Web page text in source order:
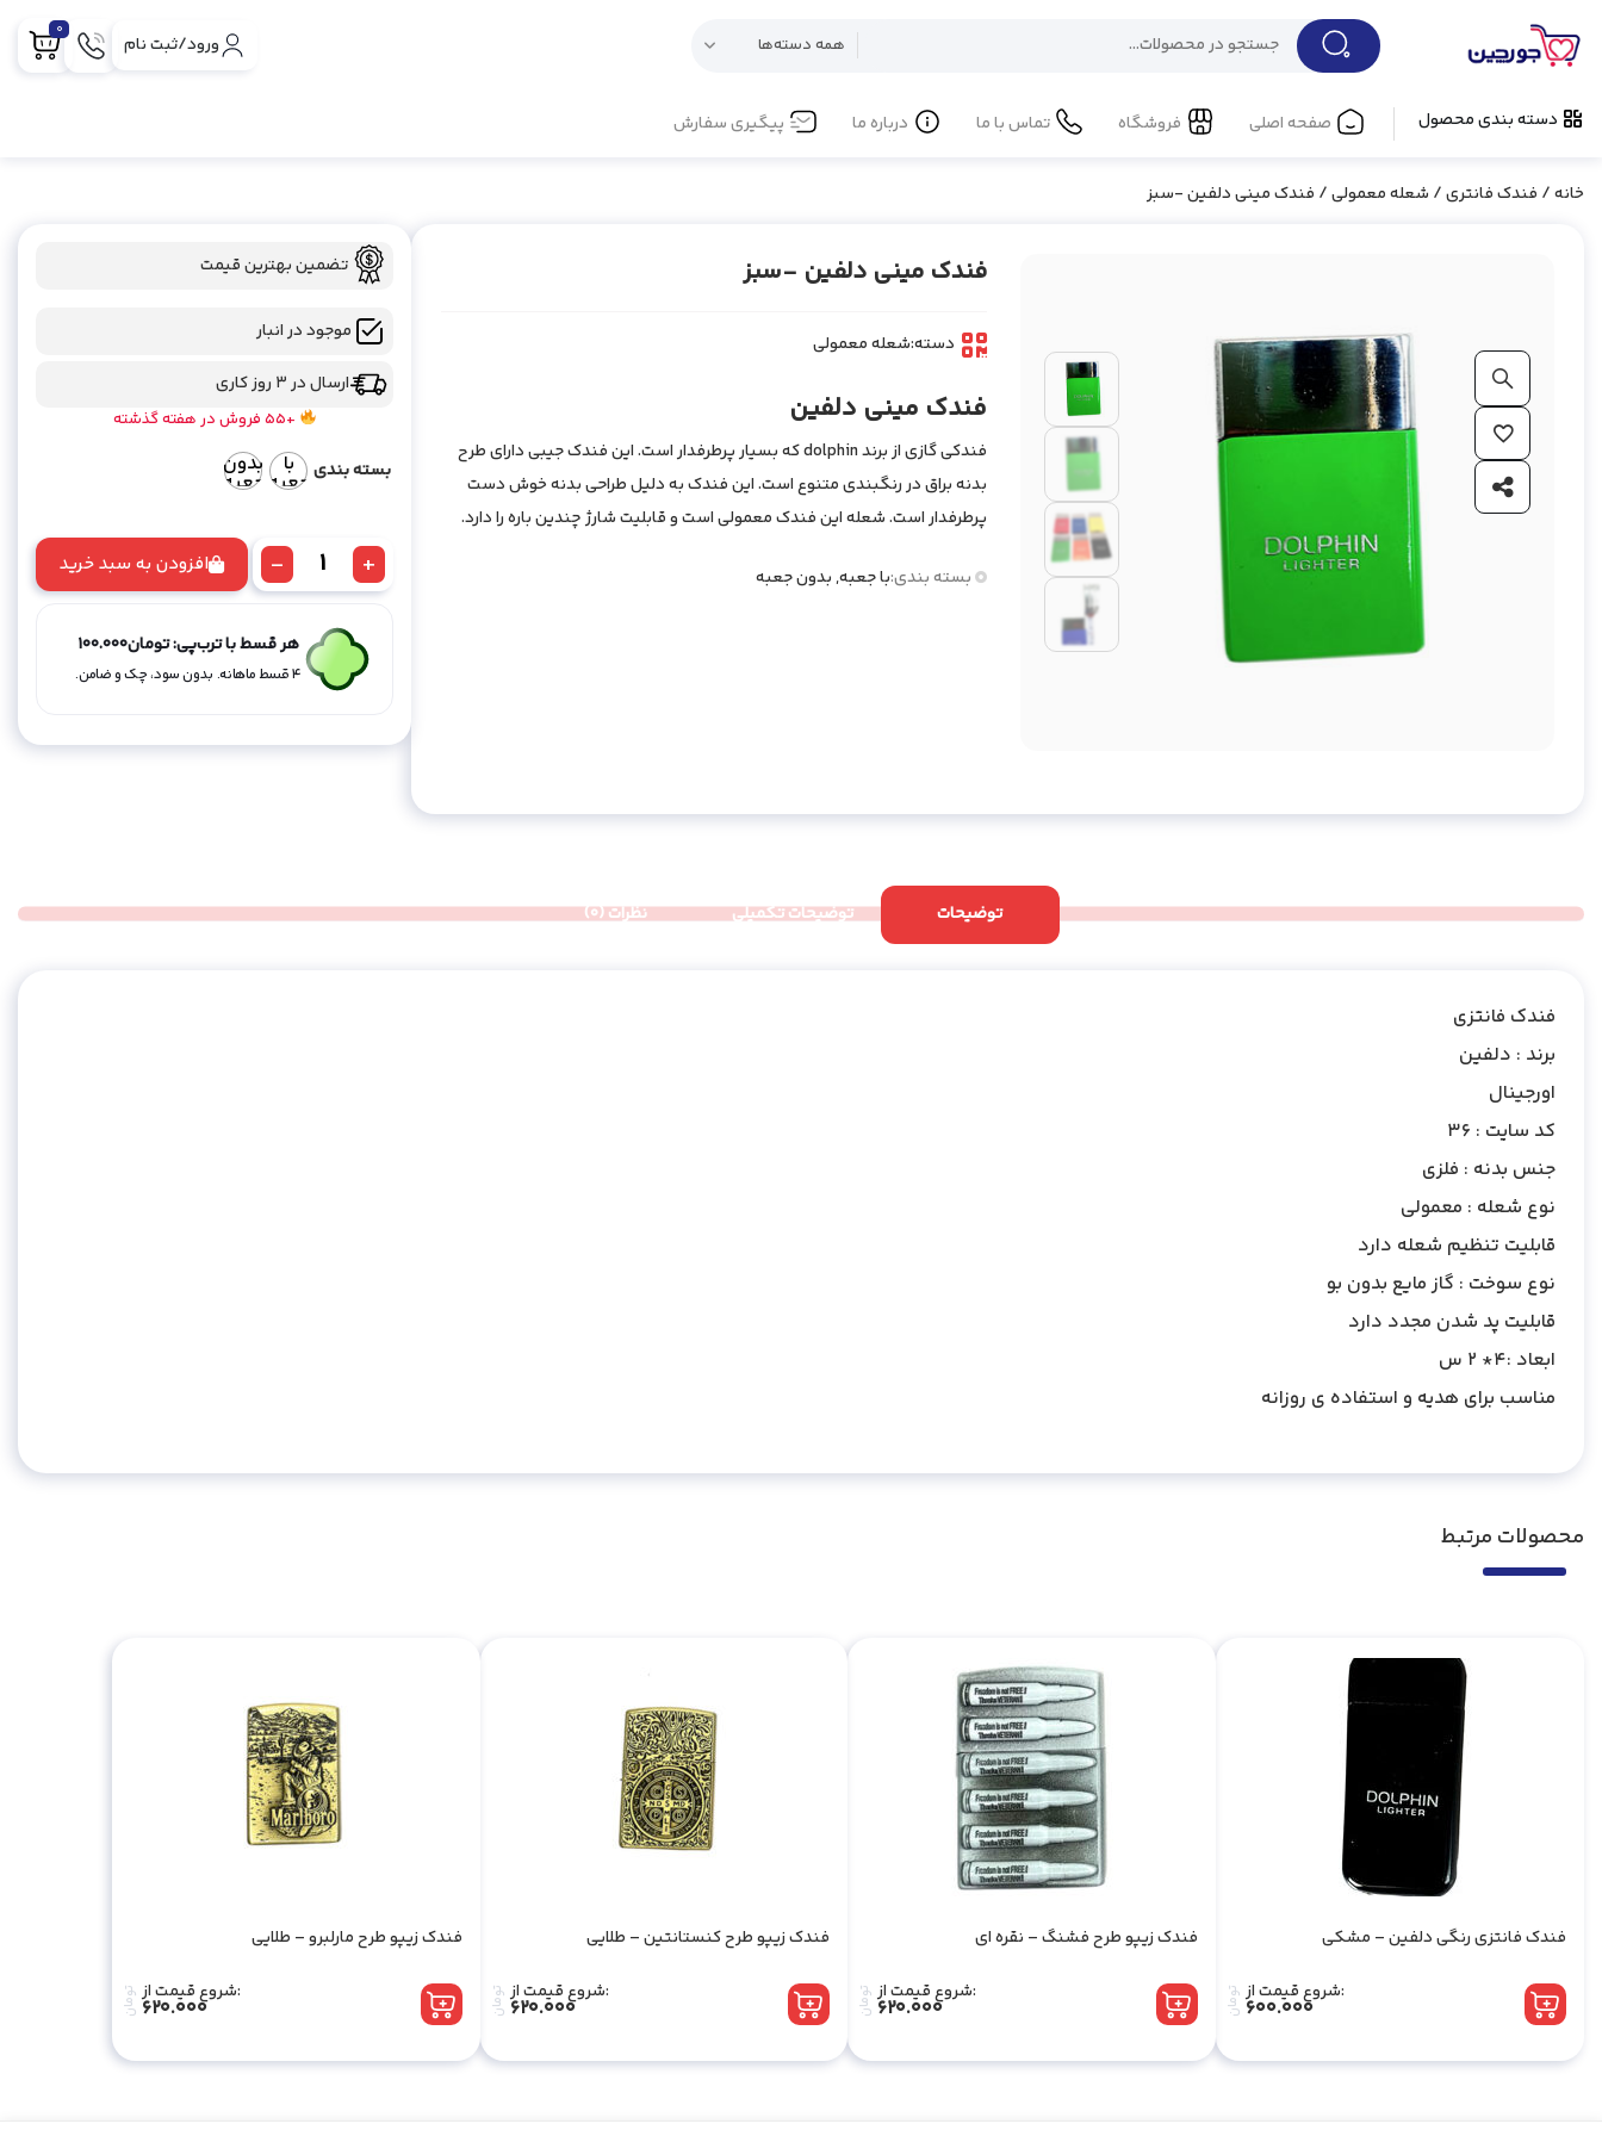
ورود/ثبت نام
0
دسته بندی محصول صفحه اصلی فروشگاه تماس با ما درباره ما پیگیری سفارش
خانه/ فندک فانتری/ شعله معمولی/ فندک مینی دلفین -سبز
بزرگ نمایی محصول
افزودن به علاقه مندی ها
اشتراک گذاری محصول
فندک مینی دلفین -سبز
دسته:شعله معمولی
فندک مینی دلفین
فندکی گازی از برند dolphin که بسیار پرطرفدار است. این فندک جیبی دارای طرح
بدنه براق در رنگبندی متنوع است. این فندک به دلیل طراحی بدنه خوش دست
پرطرفدار است. شعله این فندک معمولی است و قابلیت شارژ چندین باره را دارد.
بسته بندی:با جعبه, بدون جعبه
تضمین بهترین قیمت
موجود در انبار
ارسال در 3 روز کاری
+55 فروش در هفته گذشته
بسته بندی با
جعبه
بدون
جعبه
+
فندک
مینی
دلفین
-سبز
عدد
- افزودن به سبد خرید
هر قسط با ترب‌پی:تومان100.000
۴ قسط ماهانه. بدون سود، چک و ضامن.
توضیحات توضیحات تکمیلی نظرات (0)
فندک فانتزی
برند : دلفین
اورجینال
کد سایت : 36
جنس بدنه : فلزی
نوع شعله : معمولی
قابلیت تنظیم شعله دارد
نوع سوخت : گاز مایع بدون بو
قابلیت پد شدن مجدد دارد
ابعاد :4* 2 س
مناسب برای هدیه و استفاده ی روزانه
محصولات مرتبط
فندک فانتزی رنگی دلفین – مشکی
شروع قیمت از: تومان 600.000
فندک زیپو طرح فشنگ – نقره ای
شروع قیمت از: تومان 620.000
فندک زیپو طرح کنستانتین – طلایی
شروع قیمت از: تومان 620.000
فندک زیپو طرح مارلبرو – طلایی
شروع قیمت از: تومان 620.000